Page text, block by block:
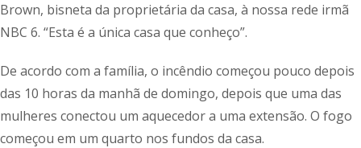
Brown, bisneta da proprietária da casa, à nossa rede irmã
NBC 6. “Esta é a única casa que conheço”.
De acordo com a família, o incêndio começou pouco depois
das 10 horas da manhã de domingo, depois que uma das
mulheres conectou um aquecedor a uma extensão. O fogo
começou em um quarto nos fundos da casa.